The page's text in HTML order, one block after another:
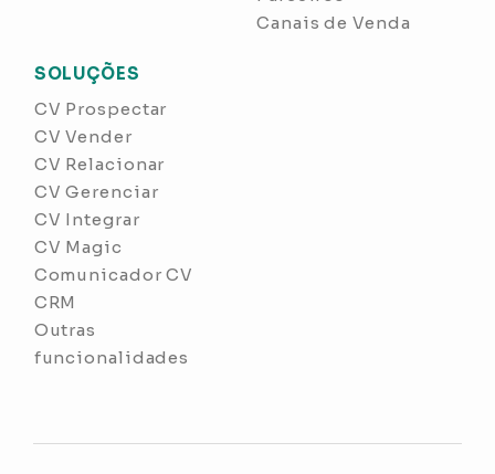
Canais de Venda
SOLUÇÕES
CV Prospectar
CV Vender
CV Relacionar
CV Gerenciar
CV Integrar
CV Magic
Comunicador CV
CRM
Outras
funcionalidades